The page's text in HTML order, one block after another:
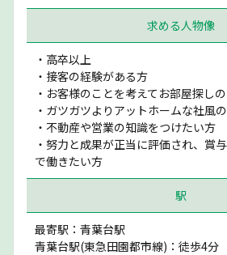
求める人物像
・高卒以上
・接客の経験がある方
・お客様のことを考えてお部屋探し
・ガツガツよりアットホームな社風
・不動産や営業の知識をつけたい方
・努力と成果が正当に評価され、賞
で働きたい方
駅
最寄駅：青葉台駅
青葉台駅(東急田園都市線)：徒歩4分